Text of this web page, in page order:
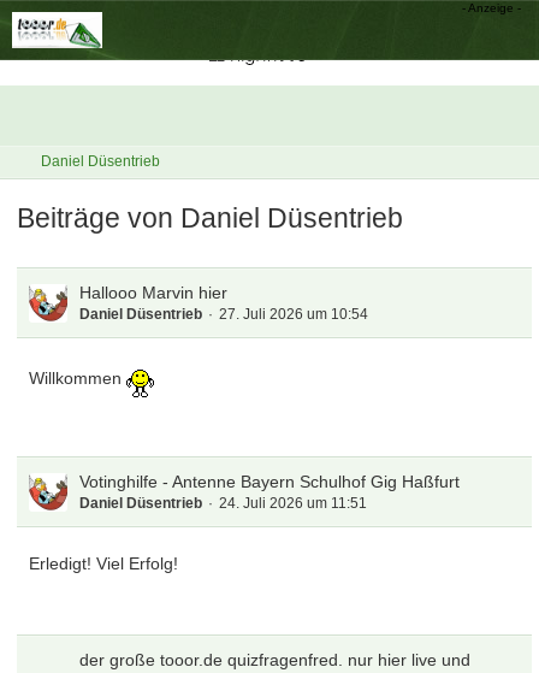
Daniel Düsentrieb
Beiträge von Daniel Düsentrieb
Hallooo Marvin hier
Daniel Düsentrieb 27. Juli 2026 um 10:54
Willkommen
Votinghilfe - Antenne Bayern Schulhof Gig Haßfurt
Daniel Düsentrieb 24. Juli 2026 um 11:51
Erledigt! Viel Erfolg!
der große tooor.de quizfragenfred. nur hier live und